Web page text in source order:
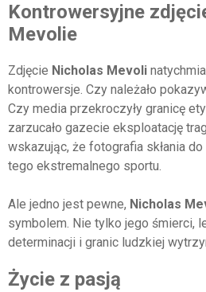
Kontrowersyjne
Mevolie
Zdjęcie Nicholas Mevoli
kontrowersje. Czy należało
Czy media przekroczyły granicę
zarzucało gazecie eksploatację
wskazując, że fotografia skłania
tego ekstremalnego sportu.
Ale jedno jest pewne, Nicholas
symbolem. Nie tylko jego śmierci,
determinacji i granic ludzkiej
Życie z pasją